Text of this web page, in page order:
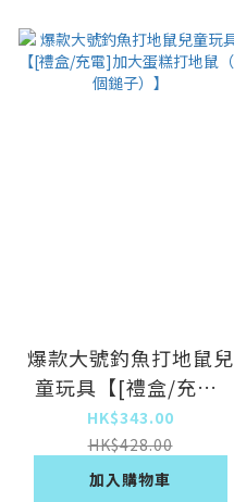
爆款大號釣魚打地鼠兒
童玩具【[禮盒/充電]
加大蛋糕打地鼠（2個
鎚子）】
HK$343.00
HK$428.00
加入購物車